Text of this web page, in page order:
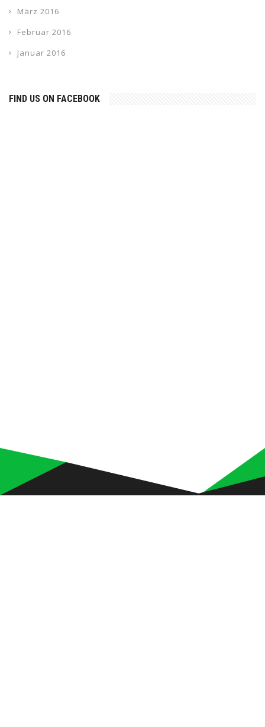
März 2016
Februar 2016
Januar 2016
FIND US ON FACEBOOK